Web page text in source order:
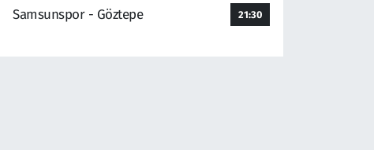
Samsunspor - Göztepe
21:30